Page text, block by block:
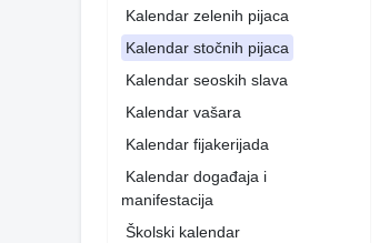
Kalendar zelenih pijaca
Kalendar stočnih pijaca
Kalendar seoskih slava
Kalendar vašara
Kalendar fijakerijada
Kalendar događaja i
manifestacija
Školski kalendar